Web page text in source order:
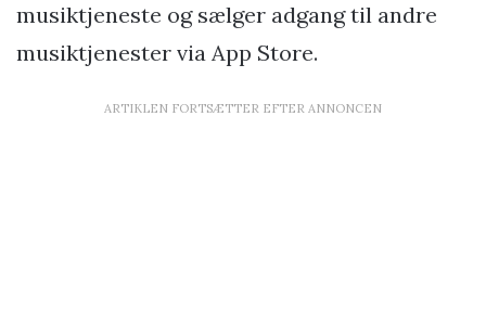
musiktjeneste og sælger adgang til andre
musiktjenester via App Store.
ARTIKLEN FORTSÆTTER EFTER ANNONCEN